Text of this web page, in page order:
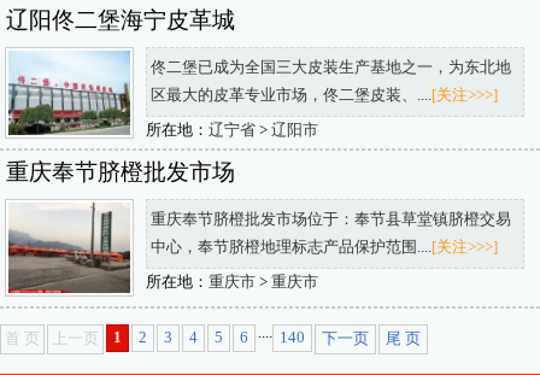
辽阳佟二堡海宁皮革城
佟二堡已成为全国三大皮装生产基地之一，为东北地
区最大的皮革专业市场，佟二堡皮装、.... [关注>>>]
所在地： 辽宁省> 辽阳市
重庆奉节脐橙批发市场
重庆奉节脐橙批发市场位于：奉节县草堂镇脐橙交易
中心，奉节脐橙地理标志产品保护范围....[关注>>>]
所在地： 重庆市> 重庆市
首 页 上一页 1 2 3 4 5 6 .... 140 下一页 尾 页